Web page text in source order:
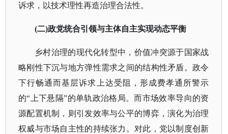
诉求，以技术理性再造治理合法性。
(二)政党统合引领与主体自主实现动态平衡
乡村治理的现代化转型中，价值冲突源于国家战
略刚性下沉与地方弹性需求之间的结构性矛盾。政令
下行畅通而基层诉求上达受阻，形成费孝通所警示
的“上下悬隔”的单轨政治格局。而市场效率导向的资
源配置机制，则引发效率与公平的博弈，演化为治理
权威与市场自主性的持续张力。对此，党以制度创新